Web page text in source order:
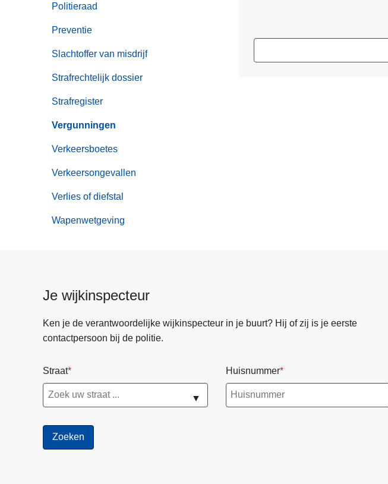
Politieraad
Preventie
Slachtoffer van misdrijf
Strafrechtelijk dossier
Strafregister
Vergunningen
Verkeersboetes
Verkeersongevallen
Verlies of diefstal
Wapenwetgeving
Je wijkinspecteur
Ken je de verantwoordelijke wijkinspecteur in je buurt? Hij of zij is je eerste
contactpersoon bij de politie.
Straat
▼
Huisnummer